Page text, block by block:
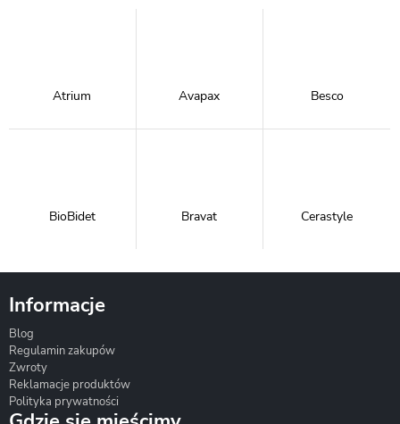
Atrium Avapax Besco
BioBidet Bravat Cerastyle
Informacje
Blog
Regulamin zakupów
Zwroty
Reklamacje produktów
Polityka prywatności